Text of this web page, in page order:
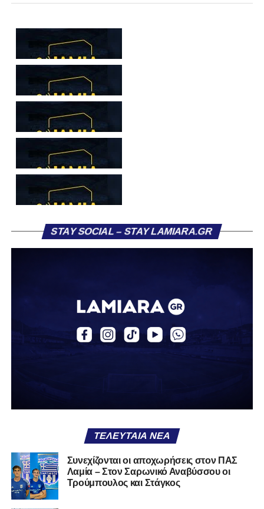
Ιδιαίτερο ενδιαφέρον παρουσιάζει η περίπτωση του
Βασίλη Τρούμπουλου, ο οποίος βρέθηκε στο στόχαστρο
αρκετών ομάδων το φετινό καλοκαίρι. Ανάμεσα στους
συλλόγους που ενδιαφέρθηκαν έντονα για την απόκτησή
του ήταν η Κόρινθος και ο Ιωνικός, με την ομάδα της
Κορίνθου να εμφανίζεται για μεγάλο χρονικό διάστημα ως
το φαβορί για την υπογραφή του. Ωστόσο, η εξέλιξη ήταν
διαφορετική, καθώς ο 23χρονος αμυντικός επέλεξε τελικά
τον Σαρωνικό Αναβύσσου, όπου θα συναντήσει ξανά τον
πρώην συμπαίκτη του στον ΠΑΣ Λαμία, Χρυσόστομο
«Ο Α.Ο. Σαρωνικός Αναβύσσου ανακοινώνει την
περσινή σεζόν πραγματοποίησε γεμάτη χρονιά στη Γ’
Στο παρελθόν αγωνίστηκε στην ΑΕΚ Β’, με την οποία
κατέγραψε 10 συμμετοχές στη Super League 2, καθώς
επίσης σε Εθνικό και Ζάκυνθο. Ξεκίνησε την καριέρα του
στις 26 Σεπτεμβρίου 2021.
Καλωσορίζουμε τον Βασίλη στην οικογένεια του
Σαρωνικού και του ευχόμαστε υγεία και πολλές
επιτυχίες.»
STAY SOCIAL – STAY LAMIARA.GR
ΤΕΛΕΥΤΑΊΑ ΝΈΑ
Συνεχίζονται οι αποχωρήσεις στον ΠΑΣ
Λαμία – Στον Σαρωνικό Αναβύσσου οι
Τρούμπουλος και Στάγκος